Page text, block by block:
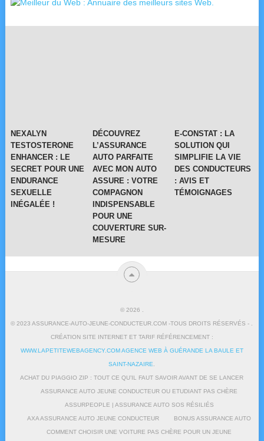
NEXALYN
TESTOSTERONE
ENHANCER : LE
SECRET POUR UNE
ENDURANCE
SEXUELLE
INÉGALÉE !
DÉCOUVREZ
L’ASSURANCE
AUTO PARFAITE
AVEC MON AUTO
ASSURE : VOTRE
COMPAGNON
INDISPENSABLE
POUR UNE
COUVERTURE SUR-
MESURE
E-CONSTAT : LA
SOLUTION QUI
SIMPLIFIE LA VIE
DES CONDUCTEURS
: AVIS ET
TÉMOIGNAGES
© 2026
© 2023 ASSURANCE-AUTO-JEUNE-CONDUCTEUR.COM -TOUS DROITS RÉSERVÉS - .
CRÉATION SITE INTERNET ET TARIF RÉFÉRENCEMENT :
WWW.LAPETITEWEBAGENCY.COM AGENCE WEB À GUÉRANDE LA BAULE ET
SAINT-NAZAIRE
ACHAT DU PIAGGIO ZIP : TOUT CE QU’IL FAUT SAVOIR AVANT DE SE LANCER
ASSURANCE AUTO JEUNE CONDUCTEUR OU ETUDIANT PAS CHÈRE
ASSURPEOPLE | ASSURANCE AUTO SOS RÉSILIÉS
AXA ASSURANCE AUTO JEUNE CONDUCTEUR BONUS ASSURANCE AUTO
COMMENT CHOISIR UNE VOITURE PAS CHÈRE POUR UN JEUNE